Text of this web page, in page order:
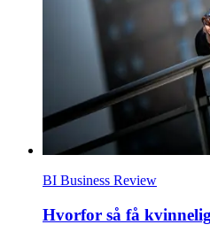
BI Business Review
Hvorfor så få